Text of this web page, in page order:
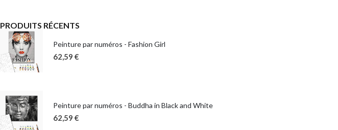
PRODUITS RÉCENTS
Peinture par numéros - Fashion Girl
62,59 €
Peinture par numéros - Buddha in Black and White
62,59 €